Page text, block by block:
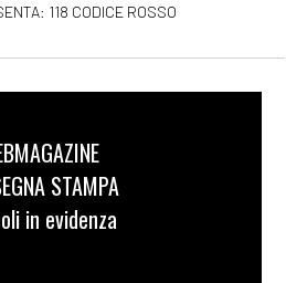
di Maury
69
di Andrea
69
118 CODICE ROSSO
STAMPA
in evidenza